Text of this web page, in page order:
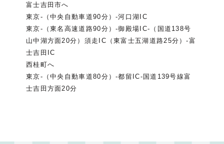
富士吉田市へ
東京-（中央自動車道90分）-河口湖IC
東京-（東名高速道路90分）-御殿場IC-（国道138号
山中湖方面20分）須走IC（東富士五湖道路25分）-富
士吉田IC
西桂町へ
東京-（中央自動車道80分）-都留IC-国道139号線富
士吉田方面20分